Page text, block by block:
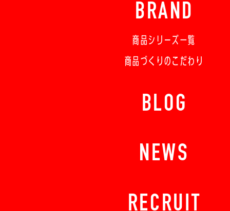
BRAND
商品シリーズ一覧
商品づくりのこだわり
BLOG
NEWS
RECRUIT